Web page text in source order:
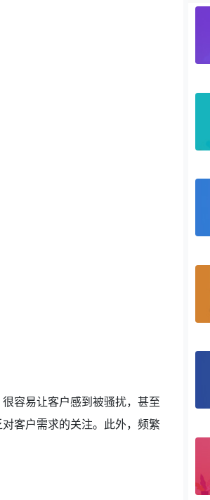
容易让客户感到被骚扰，甚至
客户需求的关注。此外，频繁